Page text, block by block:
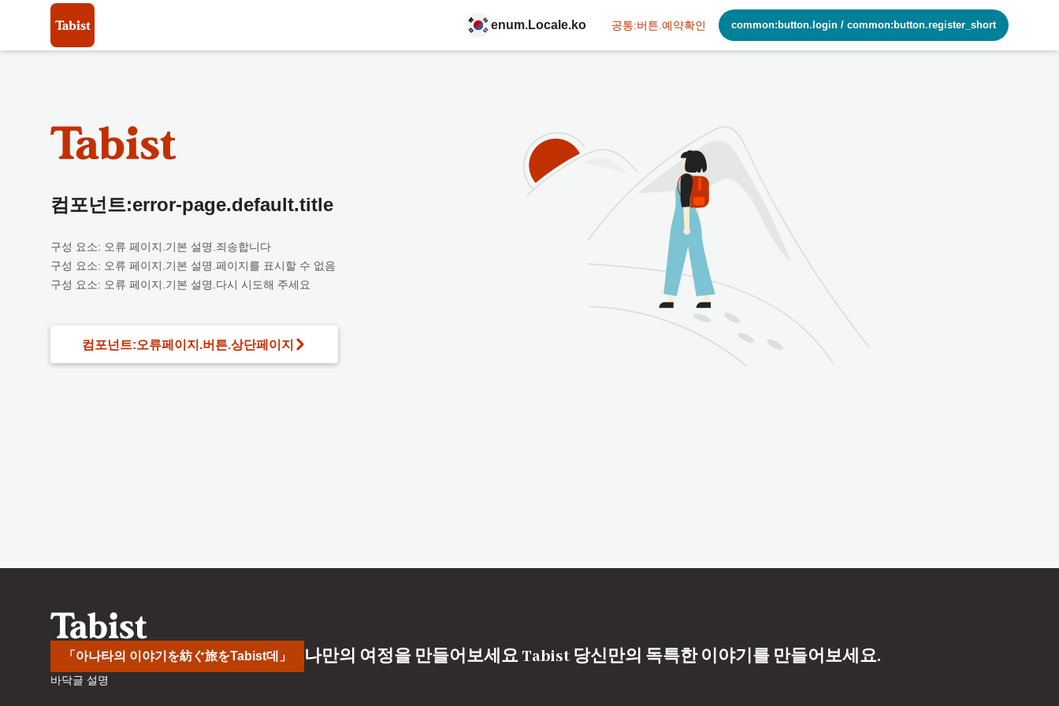
enum.Locale.ko 공통:버튼.예약확인 common:button.login / common:button.register_short
컴포넌트:error-page.default.title
구성 요소: 오류 페이지.기본 설명.죄송합니다
구성 요소: 오류 페이지.기본 설명.페이지를 표시할 수 없음
구성 요소: 오류 페이지.기본 설명.다시 시도해 주세요
컴포넌트:오류페이지.버튼.상단페이지
「아나타의 이야기を紡ぐ旅をTabist데」 나만의 여정을 만들어보세요 Tabist 당신만의 독특한 이야기를 만들어보세요.
바닥글 설명